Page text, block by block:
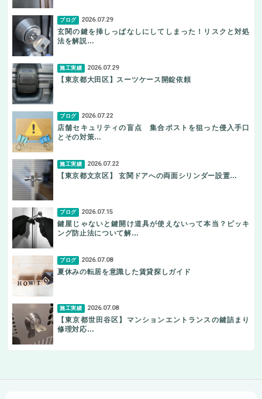
ブログ 2026.07.29
玄関の鍵を挿しっぱなしにしてしまった！リスクと対処
法を解説…
施工実績 2026.07.29
【東京都大田区】スーツケース開錠依頼
ブログ 2026.07.22
店舗セキュリティの盲点 集合ポストを狙った侵入手口
とその対策…
施工実績 2026.07.22
【東京都文京区】 玄関ドアへの両面シリンダー設置…
ブログ 2026.07.15
鍵屋じゃないと鍵開け道具が使えないって本当？ピッキ
ング防止法について解…
ブログ 2026.07.08
夏休みの転居を意識した賃貸探しガイド
施工実績 2026.07.08
【東京都世田谷区】マンションエントランスの鍵詰まり
修理対応…